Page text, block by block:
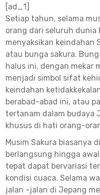
[ad_1]
Setiap tahun, selama
orang dari seluruh
menyaksikan keindahan
atau bunga sakura.
halus ini, dengan mekar
menjadi simbol sifat
keindahan
berabad-abad ini, atau
tertanam dalam budaya
khusus di hati orang-
Musim Sakura biasanya
berlangsung hingga
tepat dapat bervariasi
kondisi cuaca. Selama
jalan -jalan di Jepang